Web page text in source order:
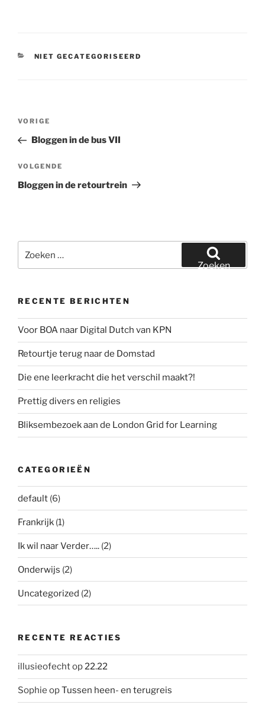
CATEGORIEËN
NIET GECATEGORISEERD
Bericht
Vorig
bericht
VORIGE
Bloggen in de bus VII
Volgend
bericht
VOLGENDE
Bloggen in de retourtrein
naar:
Zoeken
RECENTE BERICHTEN
Voor BOA naar Digital Dutch van KPN
Retourtje terug naar de Domstad
Die ene leerkracht die het verschil maakt?!
Prettig divers en religies
Bliksembezoek aan de London Grid for Learning
CATEGORIEËN
default (6)
Frankrijk (1)
Ik wil naar Verder….. (2)
Onderwijs (2)
Uncategorized (2)
RECENTE REACTIES
illusieofechtop22.22
Sophie opTussen heen- en terugreis